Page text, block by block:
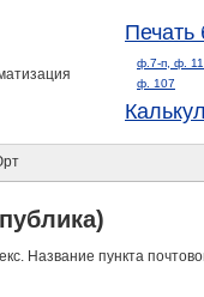
Печать
ф.7-п, ф.
ф. 107
Название пункта